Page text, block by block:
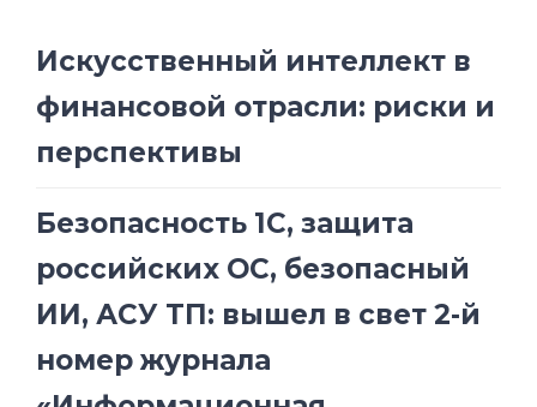
Искусственный интеллект в
финансовой отрасли: риски и
перспективы
Безопасность 1С, защита
российских ОС, безопасный
ИИ, АСУ ТП: вышел в свет 2-й
номер журнала